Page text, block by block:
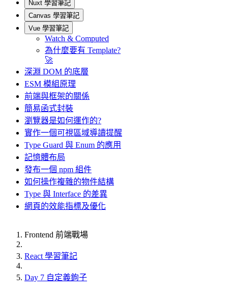
Nuxt 學習筆記
Canvas 學習筆記
Vue 學習筆記
Watch & Computed
為什麼要有 Template?
🚀
深淵 DOM 的底層
ESM 模組原理
前端與框架的關係
簡易函式封裝
瀏覽器是如何運作的?
實作一個可視區域導讀提醒
Type Guard 與 Enum 的應用
記憶體布局
發布一個 npm 組件
如何操作複雜的物件結構
Type 與 Interface 的差異
網頁的效能指標及優化
Frontend 前端戰場
React 學習筆記
Day 7 自定義鉤子